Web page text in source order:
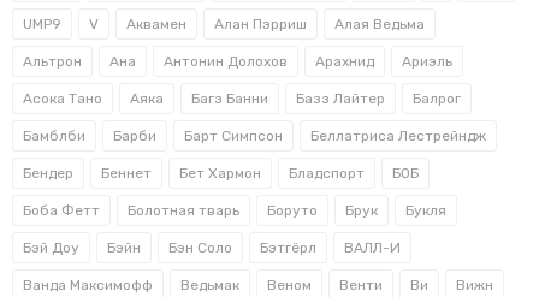
UMP9 V Аквамен Алан Пэрриш Алая Ведьма
Альтрон Ана Антонин Долохов Арахнид Ариэль
Асока Тано Аяка Багз Банни Базз Лайтер Балрог
Бамблби Барби Барт Симпсон Беллатриса Лестрейндж
Бендер Беннет Бет Хармон Бладспорт БОБ
Боба Фетт Болотная тварь Боруто Брук Букля
Бэй Доу Бэйн Бэн Соло Бэтгёрл ВАЛЛ-И
Ванда Максимофф Ведьмак Веном Венти Ви Вижн